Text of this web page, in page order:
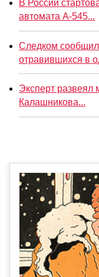
В России
автомата А-545...
Следком сообщил
отравившихся в
Эксперт развеял
Калашникова...